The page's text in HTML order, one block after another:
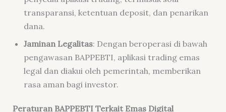
transparansi, ketentuan deposit, dan penarikan
dana.
Jaminan Legalitas: Dengan beroperasi di bawah
pengawasan BAPPEBTI, aplikasi trading emas
legal dan diakui oleh pemerintah, memberikan
rasa aman bagi investor.
Peraturan BAPPEBTI Terkait Emas Digital